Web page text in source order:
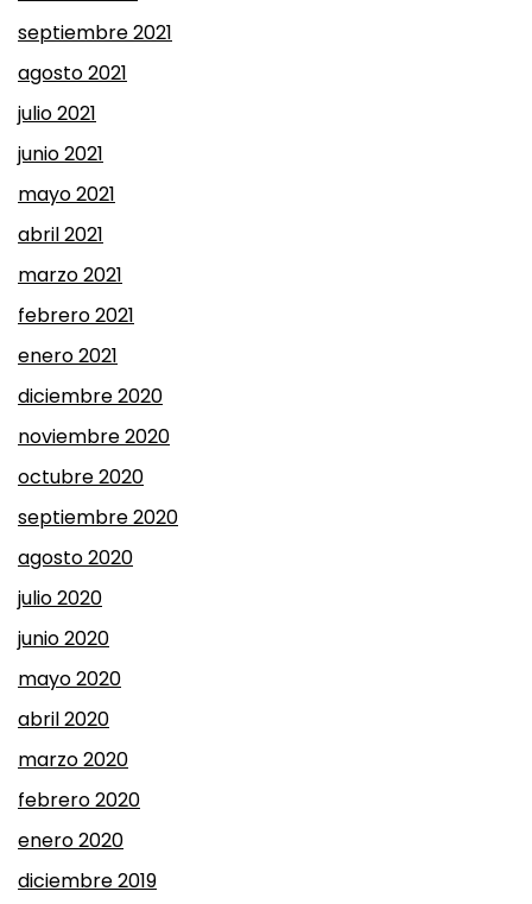
septiembre 2021
agosto 2021
julio 2021
junio 2021
mayo 2021
abril 2021
marzo 2021
febrero 2021
enero 2021
diciembre 2020
noviembre 2020
octubre 2020
septiembre 2020
agosto 2020
julio 2020
junio 2020
mayo 2020
abril 2020
marzo 2020
febrero 2020
enero 2020
diciembre 2019